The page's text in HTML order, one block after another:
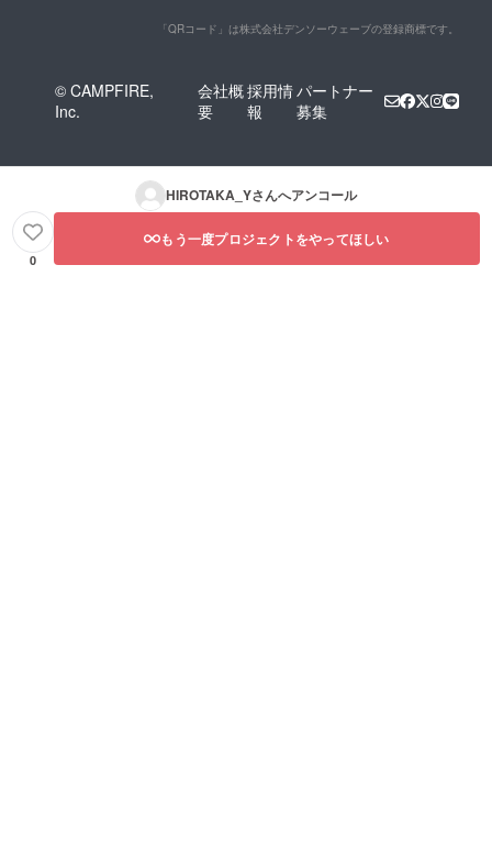
「QRコード」は株式会社デンソーウェーブの登録商標です。
© CAMPFIRE,
Inc.
会社概
要
採用情
報
パートナー
募集
HIROTAKA_Yさんへアンコール
0
もう一度プロジェクトをやってほしい